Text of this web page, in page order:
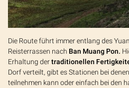
Die Route führt immer entlang des
Reisterrassen nach Ban Muang Pon.
Erhaltung dertraditionellen
Dorf verteilt, gibt es Stationen bei
teilnehmen kann oder einfach bei den